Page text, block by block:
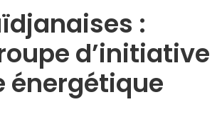
:
d’initiative
énergétique